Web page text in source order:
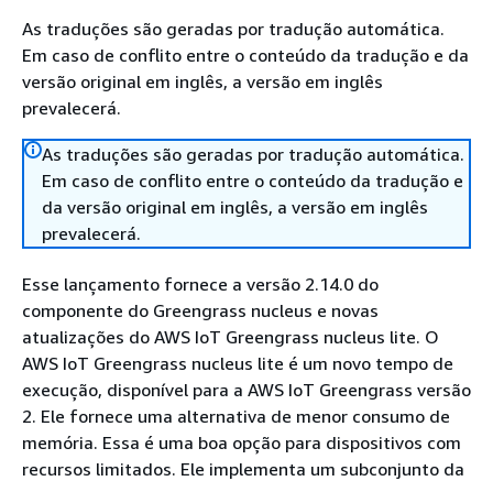
As traduções são geradas por tradução automática.
Em caso de conflito entre o conteúdo da tradução e da
versão original em inglês, a versão em inglês
prevalecerá.
As traduções são geradas por tradução automática.
Em caso de conflito entre o conteúdo da tradução e
da versão original em inglês, a versão em inglês
prevalecerá.
Esse lançamento fornece a versão 2.14.0 do
componente do Greengrass nucleus e novas
atualizações do AWS IoT Greengrass nucleus lite. O
AWS IoT Greengrass nucleus lite é um novo tempo de
execução, disponível para a AWS IoT Greengrass versão
2. Ele fornece uma alternativa de menor consumo de
memória. Essa é uma boa opção para dispositivos com
recursos limitados. Ele implementa um subconjunto da